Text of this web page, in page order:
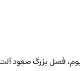
فصل بزرگ صعود